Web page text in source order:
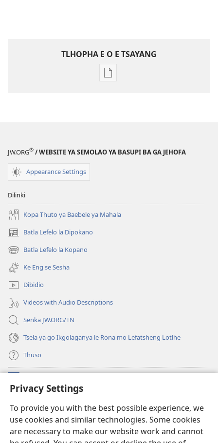
Privacy Settings
To provide you with the best possible experience, we
use cookies and similar technologies. Some cookies
are necessary to make our website work and cannot
TLHOPHA E O E TSAYANG
Ditsela
ileketeroniki
JW.ORG® / WEBSITE YA SEMOLAO YA BASUPI BA GA JEHOFA
Appearance Settings
Dilinki
Kopa Thuto ya Baebele ya Mahala
Batla Lefelo la Dipokano
(e
bula
tsebe
nngwe)
Batla Lefelo la Kopano
(e
bula
tsebe
e
nngwe)
Ke Eng se Sesha
Dibidio
Videos with Audio Descriptions
Senka JW.ORG/TN
Tsela ya go Ikgolaganya le Rona mo Lefatsheng Lotlhe
Thuso
(e
bula
nngwe)
LAEBORARI YA MO INTERNET
(e
bula
tsebe
e
JW Hub
(e